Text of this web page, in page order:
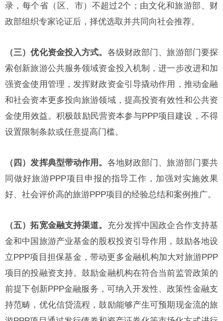
录，每个省（区、市）不超过2个；由文化和旅游部、财
政部组织专家论证后，择优选取并共同向社会推荐。
（三）优化资金投入方式。 各级财政部门、旅游部门要探
索创新旅游公共服务领域资金投入机制，进一步改进和加
强资金使用管理，发挥财政资金引导撬动作用，推动金融
和社会资本更多投向旅游领域，提高投资有效性和公共资
金使用效益。积极鼓励民营资本参与PPP项目建设，不得
设置限制条款或任意提高门槛。
（四）发挥典型带动作用。 各地财政部门、旅游部门要共
同做好旅游PPP项目申报的指导工作，加强对实施效果
好、社会评价高的旅游PPP项目的经验总结和案例推广。
（五）拓宽金融支持渠道。 充分发挥中国政企合作支持基
金和中国旅游产业基金的股权投资引导作用，鼓励各地设
立PPP项目担保基金，带动更多金融机构加大对旅游PPP
项目的投融资支持。鼓励金融机构在符合当前监管政策的
前提下创新PPP金融服务，可纳入开发性、政策性金融支
持范畴，优化信贷流程，鼓励能够产生可预期现金流的旅